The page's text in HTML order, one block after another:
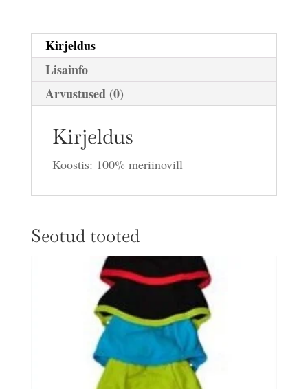
Kirjeldus
Lisainfo
Arvustused (0)
Kirjeldus
Koostis: 100% meriinovill
Seotud tooted